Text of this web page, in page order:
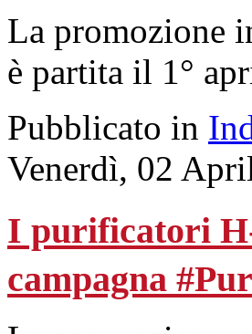
La promozione
è partita il 1°
Pubblicato in
Venerdì, 02
I purificatori
campagna